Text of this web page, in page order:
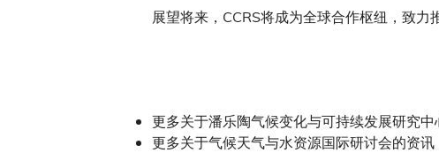
展望将来，CCRS将成为全球合作枢纽，致力
更多关于潘乐陶气候变化与可持续发展研究中
更多关于气候天气与水资源国际研讨会的资讯